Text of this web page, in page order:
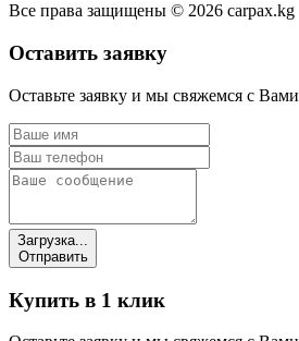
Все права защищены © 2026 carpax.kg
Оставить заявку
Оставьте заявку и мы свяжемся с Вами
Загрузка...
Отправить
Купить в 1 клик